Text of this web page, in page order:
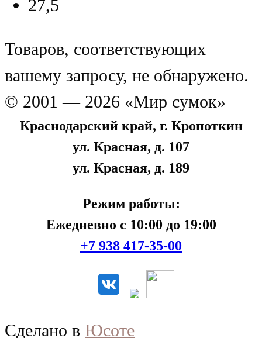
27,5
Товаров, соответствующих
вашему запросу, не обнаружено.
© 2001 — 2026 «Мир сумок»
Краснодарский край, г. Кропоткин
ул. Красная, д. 107
ул. Красная, д. 189
Режим работы:
Ежедневно с 10:00 до 19:00
+7 938 417-35-00
Сделано в Юсоте